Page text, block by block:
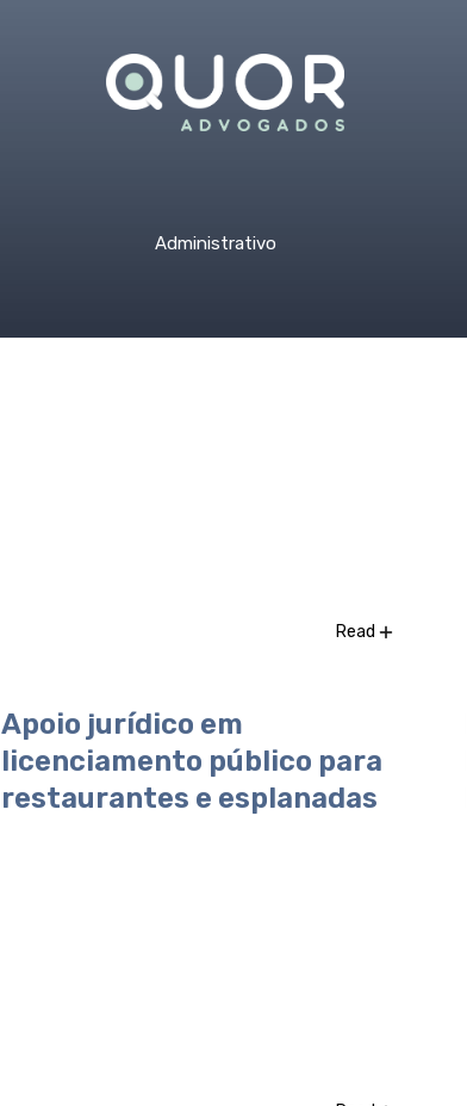
Administrativo
Read
Apoio jurídico em
licenciamento público para
restaurantes e esplanadas